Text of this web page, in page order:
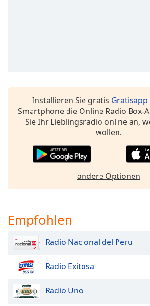
Color
Opacity
Font
Family
Reset
Close
Installieren Sie gratis Gratisapp
Smartphone die Online Radio Box-
Sie Ihr Lieblingsradio online an,
wollen.
andere Optionen
Empfohlen
Radio Nacional del Peru
Radio Exitosa
Radio Uno